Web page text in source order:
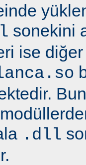
sonekini
ise
.dll